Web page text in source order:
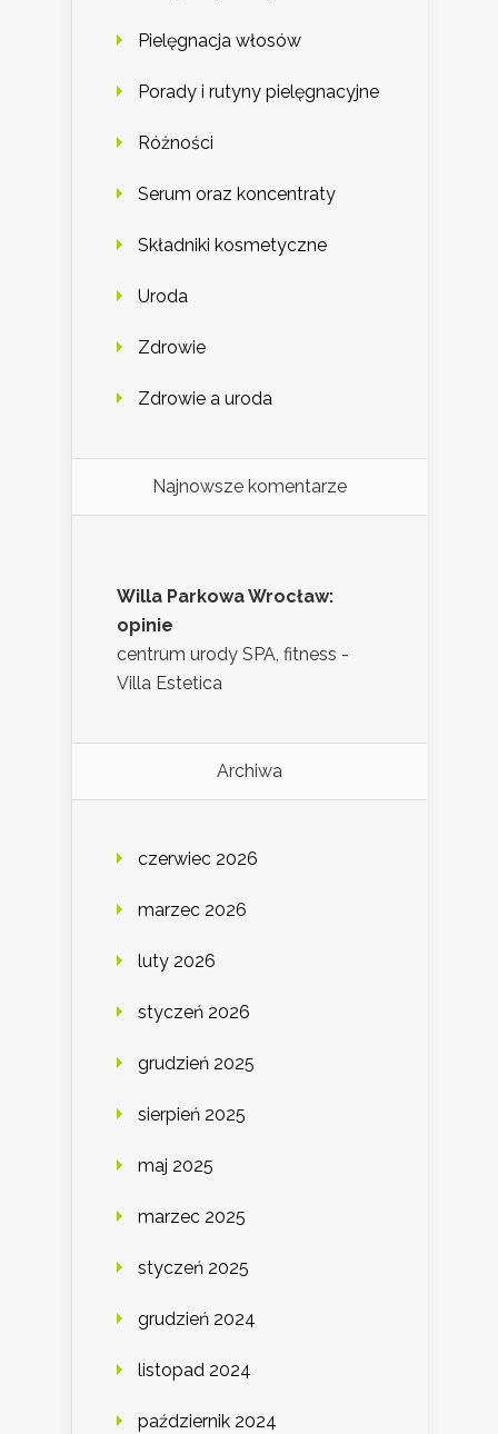
Pielęgnacja włosów
Porady i rutyny pielęgnacyjne
Różności
Serum oraz koncentraty
Składniki kosmetyczne
Uroda
Zdrowie
Zdrowie a uroda
Najnowsze komentarze
Willa Parkowa Wrocław:
opinie
centrum urody SPA, fitness -
Villa Estetica
Archiwa
czerwiec 2026
marzec 2026
luty 2026
styczeń 2026
grudzień 2025
sierpień 2025
maj 2025
marzec 2025
styczeń 2025
grudzień 2024
listopad 2024
październik 2024